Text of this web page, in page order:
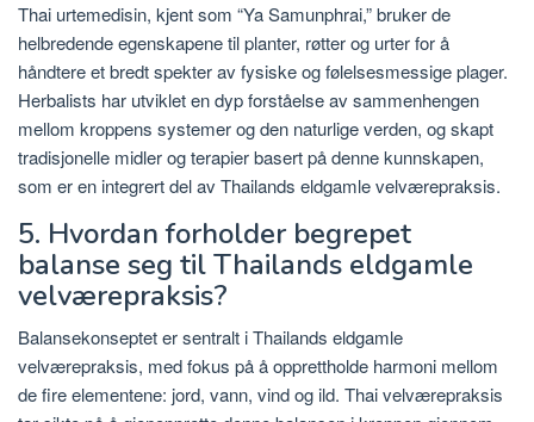
Thai urtemedisin, kjent som “Ya Samunphrai,” bruker de
helbredende egenskapene til planter, røtter og urter for å
håndtere et bredt spekter av fysiske og følelsesmessige plager.
Herbalists har utviklet en dyp forståelse av sammenhengen
mellom kroppens systemer og den naturlige verden, og skapt
tradisjonelle midler og terapier basert på denne kunnskapen,
som er en integrert del av Thailands eldgamle velværepraksis.
5. Hvordan forholder begrepet
balanse seg til Thailands eldgamle
velværepraksis?
Balansekonseptet er sentralt i Thailands eldgamle
velværepraksis, med fokus på å opprettholde harmoni mellom
de fire elementene: jord, vann, vind og ild. Thai velværepraksis